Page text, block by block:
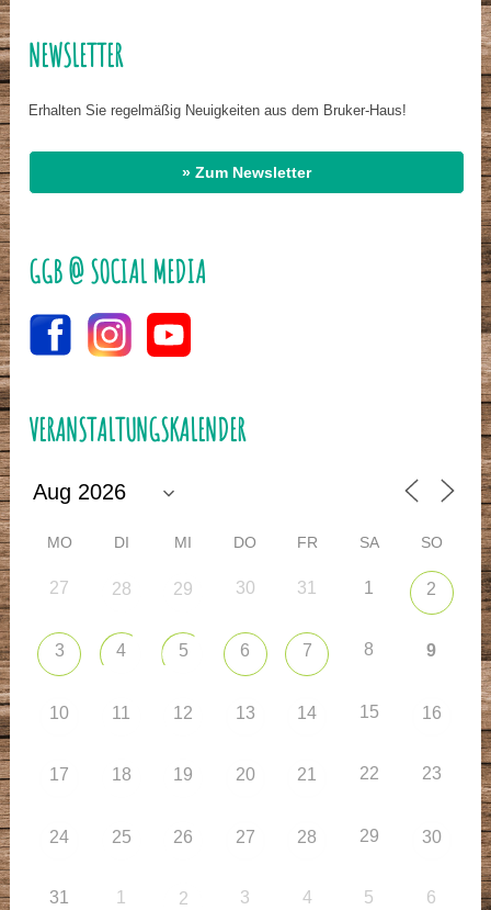
NEWSLETTER
Erhalten Sie regelmäßig Neuigkeiten aus dem Bruker-Haus!
» Zum Newsletter
GGB @ SOCIAL MEDIA
VERANSTALTUNGSKALENDER
MO DI MI DO FR SA SO
27 28 29 30 31 1 2
3 4 5 6 7 8 9
10 11 12 13 14 15 16
17 18 19 20 21 22 23
24 25 26 27 28 29 30
31 1 2 3 4 5 6